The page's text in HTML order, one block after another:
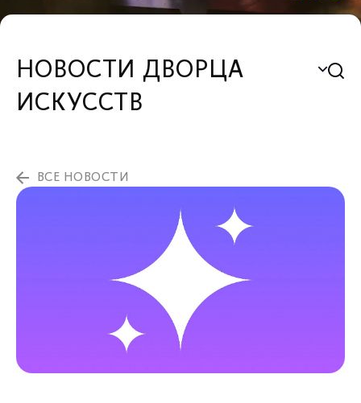
НОВОСТИ ДВОРЦА
ИСКУССТВ
ВСЕ НОВОСТИ